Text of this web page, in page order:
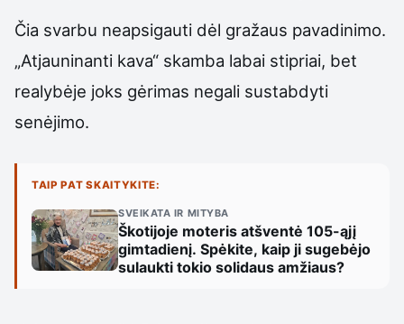
Čia svarbu neapsigauti dėl gražaus pavadinimo.
„Atjauninanti kava“ skamba labai stipriai, bet
realybėje joks gėrimas negali sustabdyti
senėjimo.
TAIP PAT SKAITYKITE:
SVEIKATA IR MITYBA
Škotijoje moteris atšventė 105-ąjį
gimtadienį. Spėkite, kaip ji sugebėjo
sulaukti tokio solidaus amžiaus?